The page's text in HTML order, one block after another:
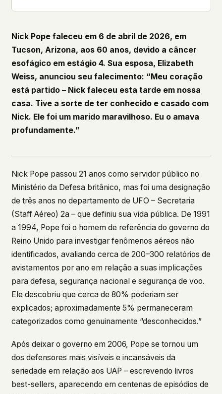
We think the tradeoff is worth it. The UFO/UAP
topic attracts government attention, and the
people reading about it deserve to do so without
being watched. If you're a whistleblower, a
military service member, a Hill staffer, or just
someone who's curious – your visit here is yours
alone.
WHAT WE CAN'T CONTROL
Your internet provider can see that you
exist on our hosting provider's infrastructure. We
don't use them, but we can't pretend they don't
exist.
If this concerns you, a VPN or Tor will handle it.
We won't judge – we'd do the same.
This isn't a privacy policy written by lawyers to
protect us. It's a promise written by us to protect
you. If we ever add analytics, tracking, or third-
party scripts, we'll say so here first – and you
Nick Pope faleceu em 6 de abril de 2026, em
Tucson, Arizona, aos 60 anos, devido a câncer
esofágico em estágio 4. Sua esposa, Elizabeth
Weiss, anunciou seu falecimento: “Meu coração
está partido – Nick faleceu esta tarde em nossa
casa. Tive a sorte de ter conhecido e casado com
Nick. Ele foi um marido maravilhoso. Eu o amava
profundamente.”
Nick Pope passou 21 anos como servidor público no
Ministério da Defesa britânico, mas foi uma designação
de três anos no departamento de UFO – Secretaria
(Staff Aéreo) 2a – que definiu sua vida pública. De 1991
a 1994, Pope foi o homem de referência do governo do
Reino Unido para investigar fenômenos aéreos não
identificados, avaliando cerca de 200–300 relatórios de
avistamentos por ano em relação a suas implicações
para defesa, segurança nacional e segurança de voo.
Ele descobriu que cerca de 80% poderiam ser
explicados; aproximadamente 5% permaneceram
categorizados como genuinamente “desconhecidos.”
Após deixar o governo em 2006, Pope se tornou um
dos defensores mais visíveis e incansáveis da
seriedade em relação aos UAP – escrevendo livros
best-sellers, aparecendo em centenas de episódios de